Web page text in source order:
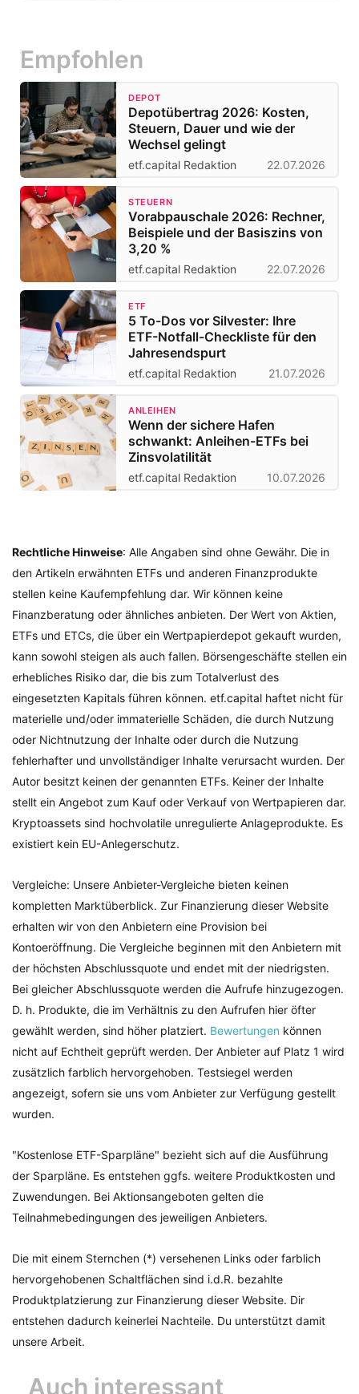
Empfohlen
DEPOT
Depotübertrag 2026: Kosten,
Steuern, Dauer und wie der
Wechsel gelingt
etf.capital Redaktion 22.07.2026
STEUERN
Vorabpauschale 2026: Rechner,
Beispiele und der Basiszins von
3,20 %
etf.capital Redaktion 22.07.2026
ETF
5 To-Dos vor Silvester: Ihre
ETF-Notfall-Checkliste für den
Jahresendspurt
etf.capital Redaktion 21.07.2026
ANLEIHEN
Wenn der sichere Hafen
schwankt: Anleihen-ETFs bei
Zinsvolatilität
etf.capital Redaktion 10.07.2026
Rechtliche Hinweise: Alle Angaben sind ohne Gewähr. Die in
den Artikeln erwähnten ETFs und anderen Finanzprodukte
stellen keine Kaufempfehlung dar. Wir können keine
Finanzberatung oder ähnliches anbieten. Der Wert von Aktien,
ETFs und ETCs, die über ein Wertpapierdepot gekauft wurden,
kann sowohl steigen als auch fallen. Börsengeschäfte stellen ein
erhebliches Risiko dar, die bis zum Totalverlust des
eingesetzten Kapitals führen können. etf.capital haftet nicht für
materielle und/oder immaterielle Schäden, die durch Nutzung
oder Nichtnutzung der Inhalte oder durch die Nutzung
fehlerhafter und unvollständiger Inhalte verursacht wurden. Der
Autor besitzt keinen der genannten ETFs. Keiner der Inhalte
stellt ein Angebot zum Kauf oder Verkauf von Wertpapieren dar.
Kryptoassets sind hochvolatile unregulierte Anlageprodukte. Es
existiert kein EU-Anlegerschutz.
Vergleiche: Unsere Anbieter-Vergleiche bieten keinen
kompletten Marktüberblick. Zur Finanzierung dieser Website
erhalten wir von den Anbietern eine Provision bei
Kontoeröffnung. Die Vergleiche beginnen mit den Anbietern mit
der höchsten Abschlussquote und endet mit der niedrigsten.
Bei gleicher Abschlussquote werden die Aufrufe hinzugezogen.
D. h. Produkte, die im Verhältnis zu den Aufrufen hier öfter
gewählt werden, sind höher platziert. Bewertungen können
nicht auf Echtheit geprüft werden. Der Anbieter auf Platz 1 wird
zusätzlich farblich hervorgehoben. Testsiegel werden
angezeigt, sofern sie uns vom Anbieter zur Verfügung gestellt
wurden.
"Kostenlose ETF-Sparpläne" bezieht sich auf die Ausführung
der Sparpläne. Es entstehen ggfs. weitere Produktkosten und
Zuwendungen. Bei Aktionsangeboten gelten die
Teilnahmebedingungen des jeweiligen Anbieters.
Die mit einem Sternchen (*) versehenen Links oder farblich
hervorgehobenen Schaltflächen sind i.d.R. bezahlte
Produktplatzierung zur Finanzierung dieser Website. Dir
entstehen dadurch keinerlei Nachteile. Du unterstützt damit
unsere Arbeit.
Auch interessant